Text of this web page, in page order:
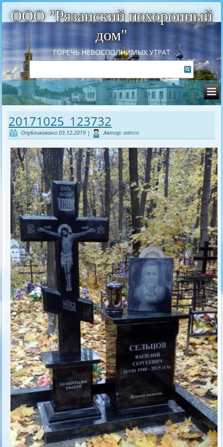
ООО "Рязанский похоронный
дом"
ГОРЕЧЬ НЕВОСПОЛНИМЫХ УТРАТ
20171025_123732
Опубликовано 03.12.2019 | Автор: admin